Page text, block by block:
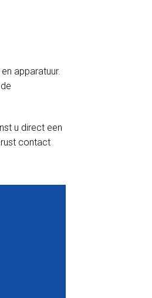
apparatuur.
u direct een
contact